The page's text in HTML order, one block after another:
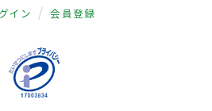
イン 会員登録